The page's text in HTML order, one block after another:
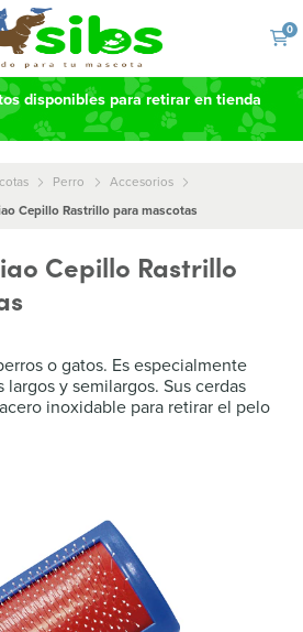
0
disponibles para retirar en tienda
Perro
Accesorios
Cepillo Rastrillo para mascotas
Cepillo Rastrillo
o gatos. Es especialmente
y semilargos. Sus cerdas
inoxidable para retirar el pelo